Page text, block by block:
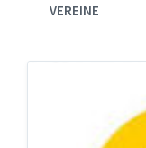
VEREINE